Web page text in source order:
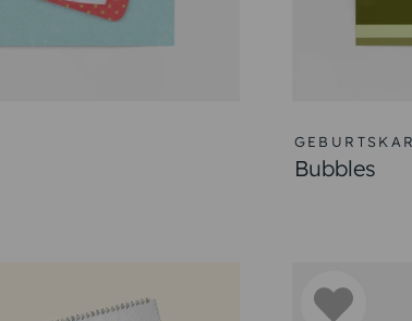
verkünden.
im Himmelreich zu symbolisieren.